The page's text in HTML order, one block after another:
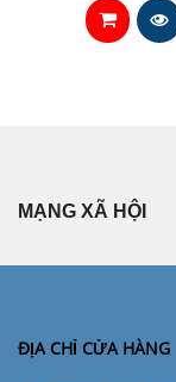
MẠNG XÃ HỘI
ĐỊA CHỈ CỬA HÀNG